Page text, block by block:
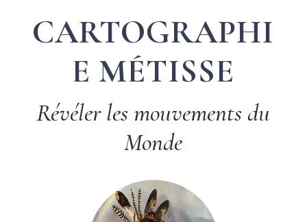
CARTOGRAPHI
E MÉTISSE
Révéler les mouvements du
Monde